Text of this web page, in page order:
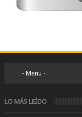
LO MÁS LEÍDO